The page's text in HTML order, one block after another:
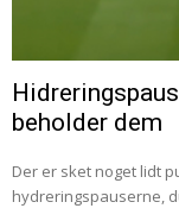
beholder dem
Der er sket noget lidt
hydreringspauserne,